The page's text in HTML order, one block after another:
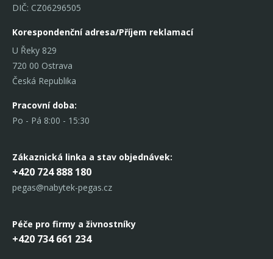
DIČ: CZ06296505
Korespondenční adresa/Příjem reklamací
U Řeky 829
720 00 Ostrava
Česká Republika
Pracovní doba:
Po - Pá 8:00 - 15:30
Zákaznická linka a stav objednávek:
+420 724 888 180
pegas@nabytek-pegas.cz
Péče pro firmy a živnostníky
+420 734 661 234